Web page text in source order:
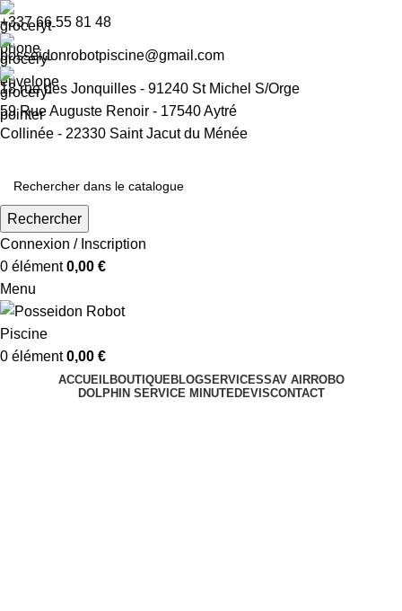
+337 66 55 81 48​
posseidonrobotpiscine@gmail.com​
18 rue des Jonquilles - 91240 St Michel S/Orge
59 Rue Auguste Renoir - 17540 Aytré
Collinée - 22330 Saint Jacut du Ménée
Rechercher
Connexion / Inscription
0 élément 0,00 €
Menu
0 élément 0,00 €
ACCUEILBOUTIQUEBLOGSERVICESSAV AIRROBO
DOLPHIN SERVICE MINUTEDEVISCONTACT